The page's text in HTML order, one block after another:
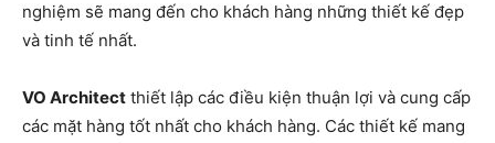
nghiệm sẽ mang đến cho khách hàng những thiết kế đẹp
và tinh tế nhất.
VO Architect thiết lập các điều kiện thuận lợi và cung cấp
các mặt hàng tốt nhất cho khách hàng. Các thiết kế mang